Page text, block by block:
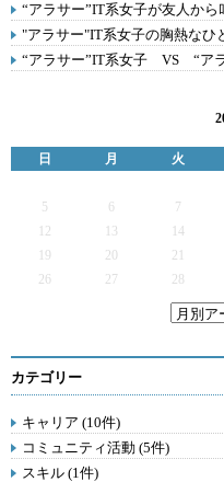
“アラサー”IT系女子が友人から
"アラサー"IT系女子の胸熱なひ
“アラサー”IT系女子 VS “ア
日 月 火
5
6 7
12
13 14
19
20 21
26
27 28
カテゴリー
キャリア (10件)
コミュニティ活動 (5件)
スキル (1件)